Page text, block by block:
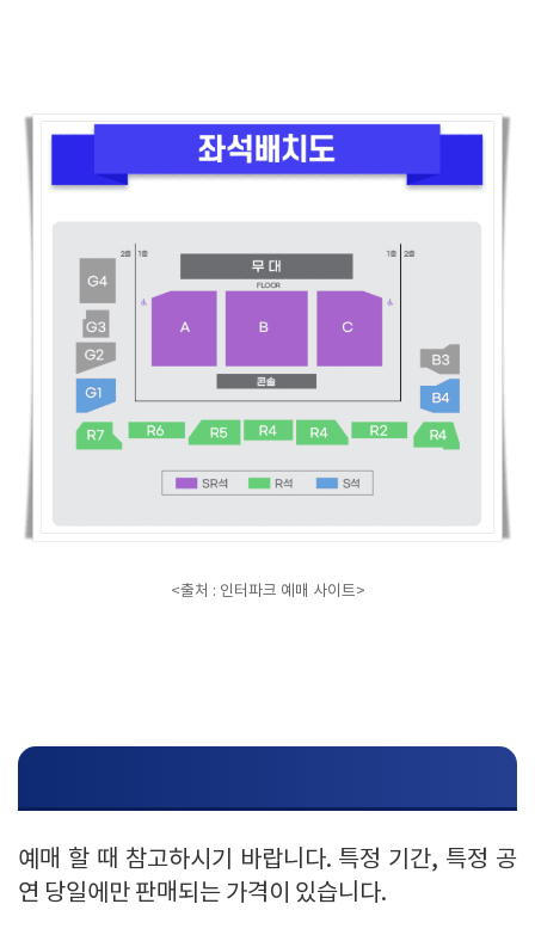
<출처 : 인터파크 예매 사이트>
예매 할 때 참고하시기 바랍니다. 특정 기간, 특정 공
연 당일에만 판매되는 가격이 있습니다.